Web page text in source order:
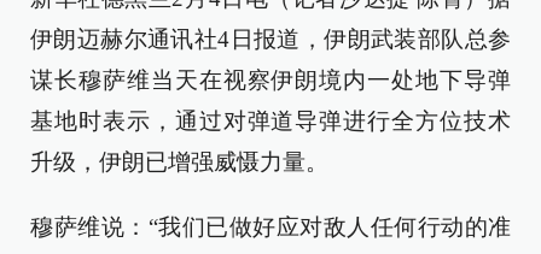
伊朗迈赫尔通讯社4日报道，伊朗武装部队总参
谋长穆萨维当天在视察伊朗境内一处地下导弹
基地时表示，通过对弹道导弹进行全方位技术
升级，伊朗已增强威慑力量。
穆萨维说：“我们已做好应对敌人任何行动的准